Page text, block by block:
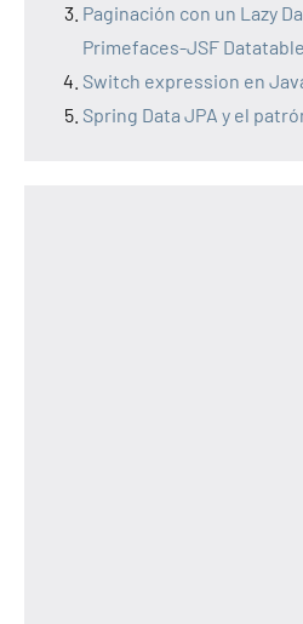
Paginación con un Lazy
Primefaces-JSF Datatable
Switch expression en
Spring Data JPA y el